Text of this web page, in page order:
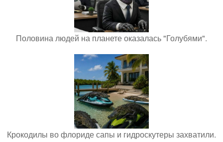
Половина людей на планете оказалась "Голубями".
Крокодилы во флориде сапы и гидроскутеры захватили.